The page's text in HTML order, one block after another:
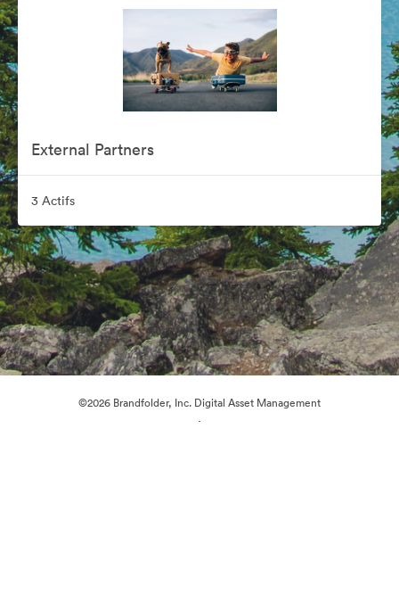
External Partners
3 Actifs
©2026 Brandfolder, Inc. Digital Asset Management
·